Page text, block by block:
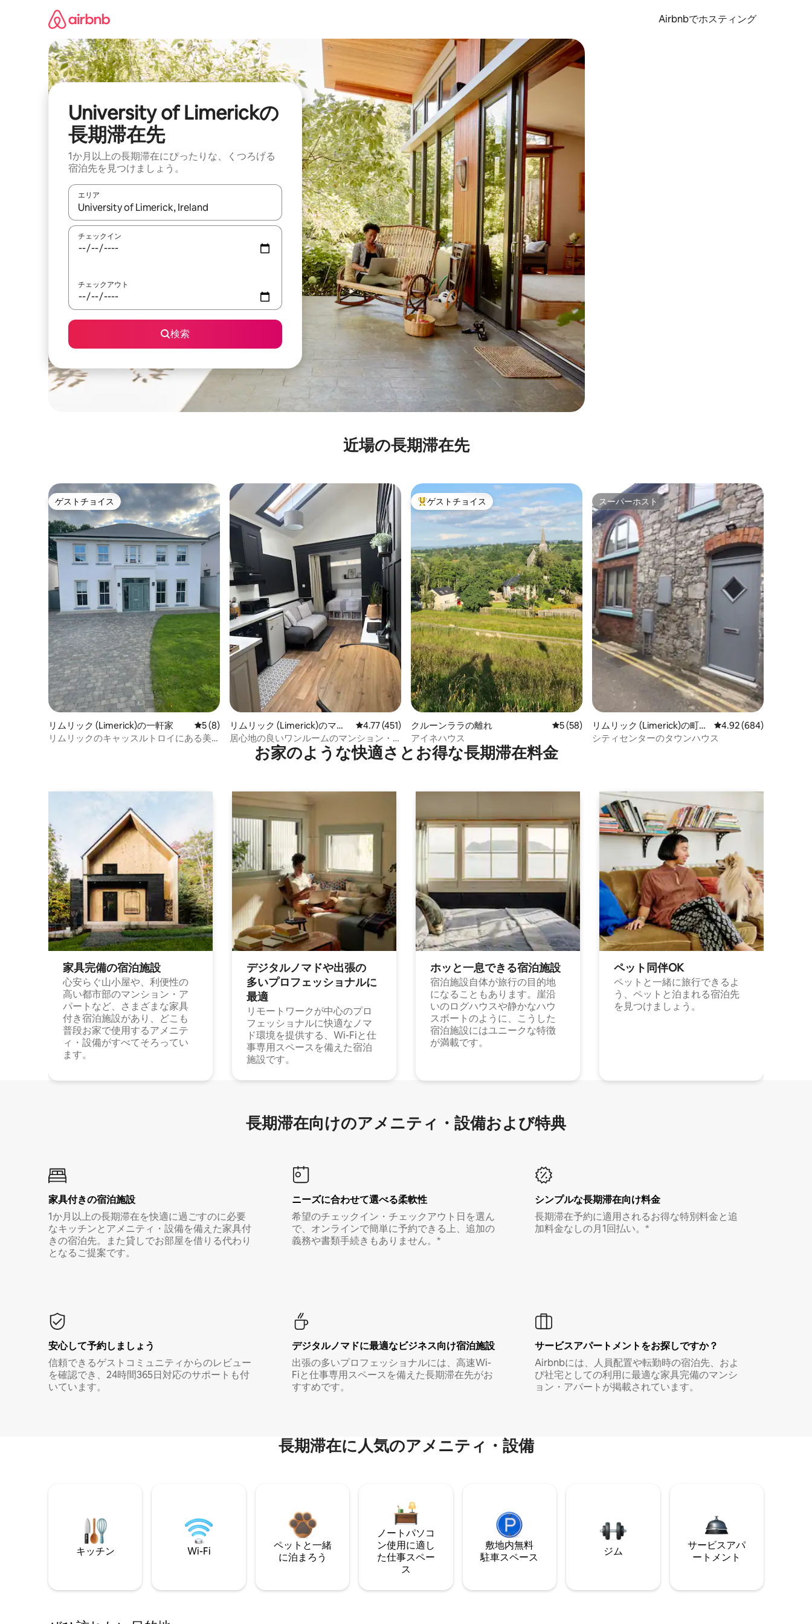
Airbnbでホスティング
University of Limerickの
長期滞在先
1か月以上の長期滞在にぴったりな、くつろげる
宿泊先を見つけましょう。
エリア
検索結果が表示されたら、上下の矢印キーを使って移動するか、画面をタッチまたはスワイプして検索結果を確認することができます。
チェックイン
チェックアウト
検索
近場の長期滞在先
ゲストチョイス
ゲストチョイス
リムリック (Limerick)の一軒家 レビュー8件、5つ星中5つ星の平均評価
5 (8)
リムリックのキャッスルトロイにある美
リムリック (Limerick)のマン
ション・アパート
レビュー451件、5つ星中4.77つ星の平均評価
4.77 (451)
居心地の良いワンルームのマンション・
アパート
大好評のゲストチョイスです。
ゲストチョイス
クルーンララの離れ レビュー58件、5つ星中5つ星の平均評価
5 (58)
アイネハウス
スーパーホスト
スーパーホスト
リムリック (Limerick)の町
家・長屋
レビュー684件、5つ星
4.92 (684)
シティセンターのタウンハウス
お家のような快⁠適⁠さ⁠とお⁠得⁠な長⁠期⁠滞⁠在料⁠金
家具完備の宿⁠泊⁠施⁠設
心安らぐ山小屋や、利便性の
高い都市部のマンション・ア
パートなど、さまざまな家具
付き宿泊施設があり、どこも
普段お家で使用するアメニテ
ィ・設備がすべてそろってい
ます。
デジタルノマドや出⁠張⁠の
多⁠いプ⁠ロ⁠フ⁠ェ⁠ッ⁠シ⁠ョ⁠ナ⁠ル⁠に
最⁠適
リモートワークが中心のプロ
フェッショナルに快適なノマ
ド環境を提供する、Wi-Fiと仕
事専用スペースを備えた宿泊
施設です。
ホッと一⁠息⁠で⁠き⁠る宿⁠泊施⁠設
宿泊施設自体が旅行の目的地
になることもあります。崖沿
いのログハウスや静かなハウ
スボートのように、こうした
宿泊施設にはユニークな特徴
が満載です。
ペット同⁠伴OK
ペットと一緒に旅行できるよ
う、ペットと泊まれる宿泊先
を見つけましょう。
長期滞在向け⁠のア⁠メ⁠ニ⁠テ⁠ィ⁠・設⁠備⁠および特⁠典
家具付き⁠の宿⁠泊⁠施⁠設
1か月以上の長期滞在を快適に過ごすのに必要
なキッチンとアメニティ・設備を備えた家具付
きの宿泊先。また貸しでお部屋を借りる代わり
となるご提案です。
ニーズに合わせて選べる柔軟性
希望のチェックイン・チェックアウト日を選ん
で、オンラインで簡単に予約できる上、追加の
義務や書類手続きもありません。*
シンプルな長期滞在向け料金
長期滞在予約に適用されるお得な特別料金と追
加料金なしの月1回払い。*
安心して予約しましょう
信頼できるゲストコミュニティからのレビュー
を確認でき、24時間365日対応のサポートも付
いています。
デジタルノマド⁠に最⁠適⁠なビ⁠ジ⁠ネ⁠ス⁠向⁠け宿⁠泊⁠施⁠設
出張の多いプロフェッショナルには、高速Wi-
Fiと仕事専用スペースを備えた長期滞在先がお
すすめです。
サービスアパートメントをお探しですか？
Airbnbには、人員配置や転勤時の宿泊先、およ
び社宅としての利用に最適な家具完備のマンシ
ョン・アパートが掲載されています。
長期滞在に人気のアメニティ・設備
キッチン Wi-Fi
ペットと一緒
に泊まろう
ノートパソコ
ン使用に適し
た仕事スペー
ス
敷地内無料
駐⁠車ス⁠ペ⁠ー⁠ス
ジム
サービスアパ
ートメント